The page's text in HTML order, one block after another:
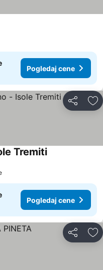
Pogledaj cene
Deli
TremitiPogledaj cene
Pogledaj cene
Deli